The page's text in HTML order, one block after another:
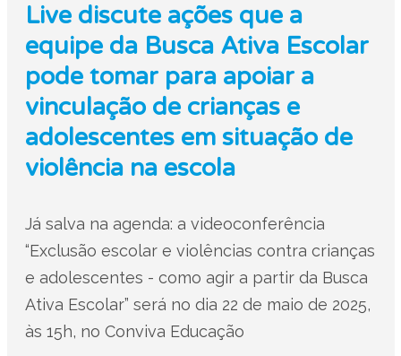
Live discute ações que a
equipe da Busca Ativa Escolar
pode tomar para apoiar a
vinculação de crianças e
adolescentes em situação de
violência na escola
Já salva na agenda: a videoconferência
“Exclusão escolar e violências contra crianças
e adolescentes - como agir a partir da Busca
Ativa Escolar” será no dia 22 de maio de 2025,
às 15h, no Conviva Educação